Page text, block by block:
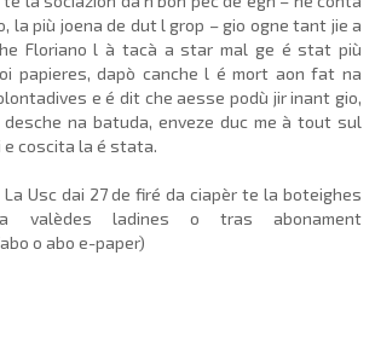
la più joena de dut l grop – gio ogne tant jie a
Floriano l à tacà a star mal ge é stat più
papieres, dapò canche l é mort aon fat na
e é dit che aesse podù jir inant gio,
desche na batuda, enveze duc me à tout sul
e coscita la é stata.
Usc dai 27 de firé da ciapèr te la boteighes
ladines o tras abonament
o abo e-paper)